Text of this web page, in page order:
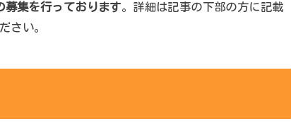
募集を行っております。詳細は記事の下部の方に記載
さい。